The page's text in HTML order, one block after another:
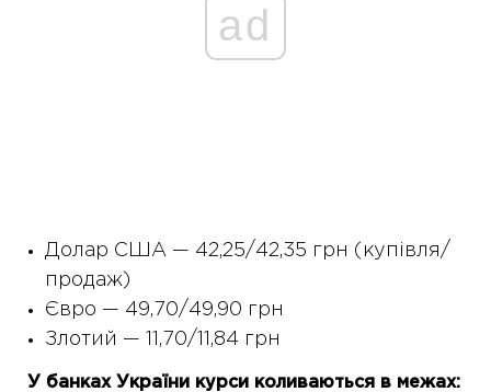
ad
Долар США — 42,25/42,35 грн (купівля/
продаж)
Євро — 49,70/49,90 грн
Злотий — 11,70/11,84 грн
У банках України курси коливаються в межах: